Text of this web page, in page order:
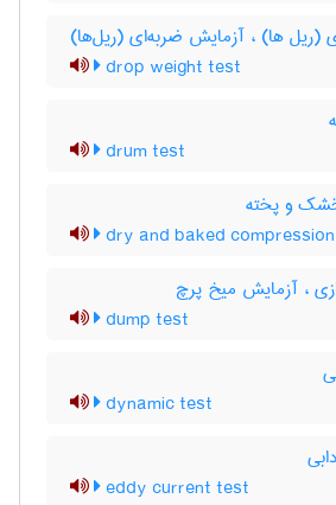
(ریل ها) ، آزمایش ضربه‌ای (ریل‌ها)
drop weight test
drum test
و پخته
dry and baked
، آزمایش میخ پرچ
dump test
dynamic test
eddy current test